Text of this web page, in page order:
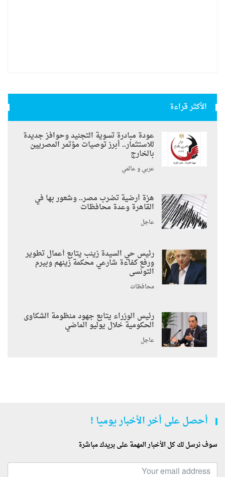
الأكثر قراءة
عودة مبادرة تسوية التجنيد وحوافز جديدة
للاستثمار.. أبرز توصيات مؤتمر المصريين
بالخارج
عربي و عالمي
هزة أرضية تضرب مصر.. وشعور بها في
القاهرة وعدة محافظات
عاجل
رئيس حي السيدة زينب يتابع أعمال تطوير
ورفع كفاءة شارعي محكمة زينهم وبيرم
التونسى
محافظات
رئيس الوزراء يتابع جهود منظومة الشكاوى
الحكومية خلال يوليو الماضي
عاجل
أحصل على أخر الأخبار يوميا !
سوف نرسل لك كل الأخبار المهمة على بريدك مباشرة